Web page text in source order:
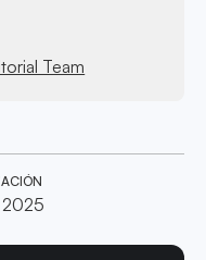
Team
2025